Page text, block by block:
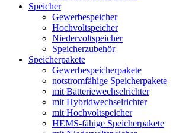
Speicher
Gewerbespeicher
Hochvoltspeicher
Niedervoltspeicher
Speicherzubehör
Speicherpakete
Gewerbespeicherpakete
notstromfähige Speicherpakete
mit Batteriewechselrichter
mit Hybridwechselrichter
mit Hochvoltspeicher
HEMS-fähige Speicherpakete